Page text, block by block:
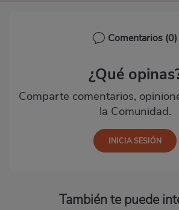
Comentarios (0)
¿Qué
Comparte comentarios,
la Comunidad.
También te puede